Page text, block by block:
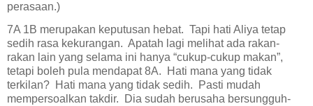
perasaan.)
7A 1B merupakan keputusan hebat. Tapi hati Aliya tetap
sedih rasa kekurangan. Apatah lagi melihat ada rakan-
rakan lain yang selama ini hanya “cukup-cukup makan”,
tetapi boleh pula mendapat 8A.
Hati mana yang tidak
terkilan? Hati mana yang tidak sedih.
Pasti mudah
mempersoalkan takdir.
Dia sudah berusaha bersungguh-